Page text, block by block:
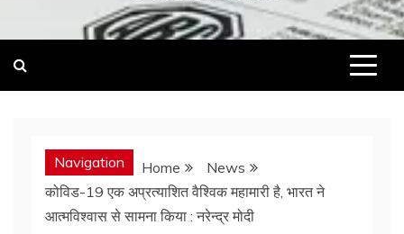
News for Public
Navigation Home
News
कोविड-19 एक अप्रत्याशित वैश्विक महामारी है, भारत ने
आत्मविश्वास से सामना किया : नरेन्द्र मोदी